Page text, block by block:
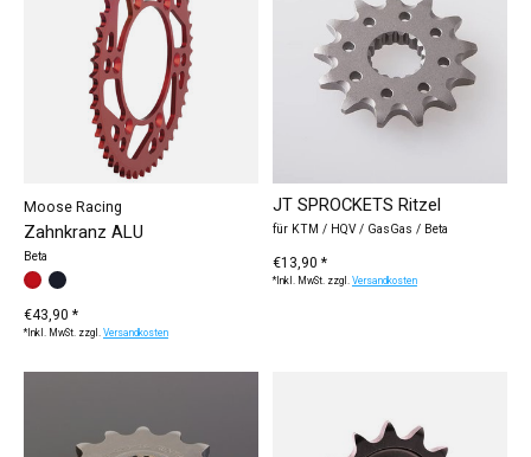
Moose Racing
Zahnkranz ALU
Beta
Farbe:
rot schwarz
€43,90 *
*Inkl. MwSt. zzgl.Versandkosten
JT SPROCKETS Ritzel
für KTM / HQV / GasGas / Beta
€13,90 *
*Inkl. MwSt. zzgl.Versandkosten